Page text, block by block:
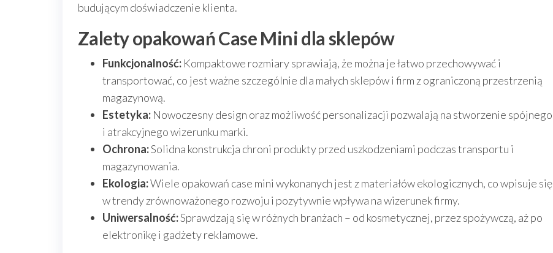
budującym doświadczenie klienta.
Zalety opakowań Case Mini dla sklepów
Funkcjonalność: Kompaktowe rozmiary sprawiają, że można je łatwo przechowywać i
transportować, co jest ważne szczególnie dla małych sklepów i firm z ograniczoną przestrzenią
magazynową.
Estetyka: Nowoczesny design oraz możliwość personalizacji pozwalają na stworzenie spójnego
i atrakcyjnego wizerunku marki.
Ochrona:Solidna konstrukcja chroni produkty przed uszkodzeniami podczas transportu i
magazynowania.
Ekologia:Wiele opakowań case mini wykonanych jest z materiałów ekologicznych, co wpisuje się
w trendy zrównoważonego rozwoju i pozytywnie wpływa na wizerunek firmy.
Uniwersalność:Sprawdzają się w różnych branżach – od kosmetycznej, przez spożywczą, aż po
elektronikę i gadżety reklamowe.